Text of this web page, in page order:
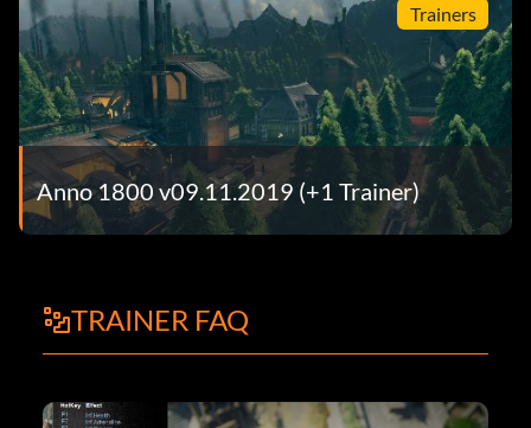
Trainers
Anno 1800 v09.11.2019 (+1 Trainer)
TRAINER FAQ